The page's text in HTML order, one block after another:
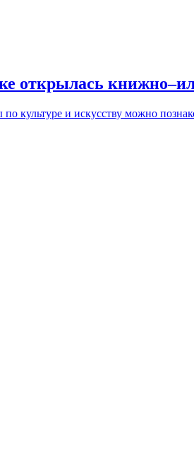
открылась
культуре и искусству можно